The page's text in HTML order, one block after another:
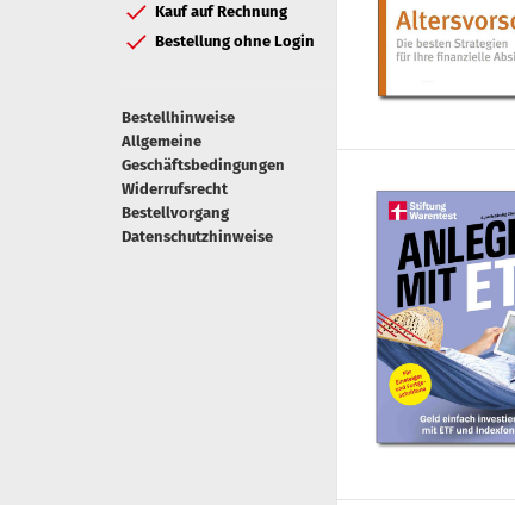
Kauf auf Rechnung
Bestellung ohne Login
Bestellhinweise
Allgemeine
Geschäftsbedingungen
Widerrufsrecht
Bestellvorgang
Datenschutzhinweise